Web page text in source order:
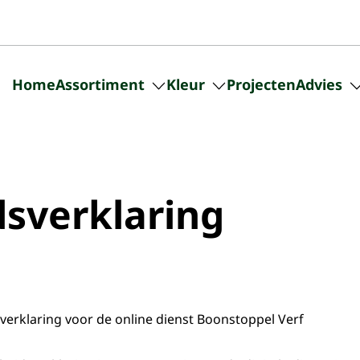
HomeAssortiment
Submenu
Kleur
Submenu
ProjectenAdvies
voor de online dienst Boonstoppel Verf